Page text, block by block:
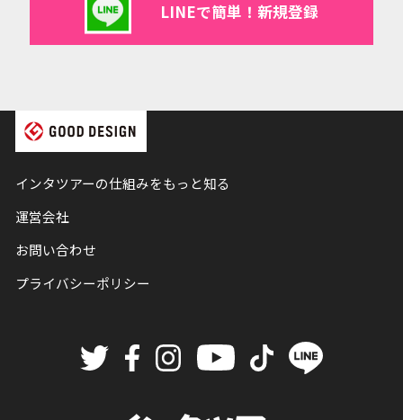
LINEで簡単！新規登録
インタツアーの仕組みをもっと知る
運営会社
お問い合わせ
プライバシーポリシー